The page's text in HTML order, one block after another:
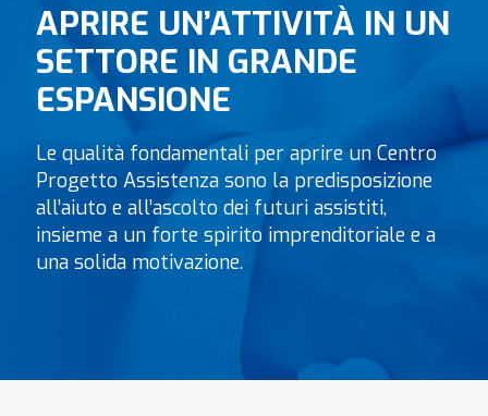
10.2 km
Indicazioni
Brugherio
Via Angelo Cazzaniga, 3
Brugherio 20861
Italy
Telefono:351 5484164
Email: brugherio@progetto-assistenza.it
Indicazioni
APRIRE UN’ATTIVITÀ IN UN
SETTORE IN GRANDE
ESPANSIONE
Le qualità fondamentali per aprire un Centro
Progetto Assistenza sono la predisposizione
all’aiuto e all’ascolto dei futuri assistiti,
insieme a un forte spirito imprenditoriale e a
una solida motivazione.